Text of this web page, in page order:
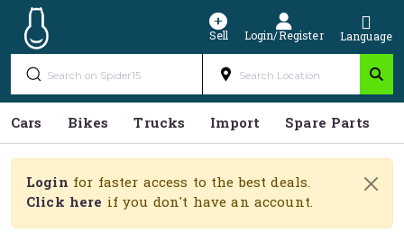
Sell Login/Register Language
Cars Bikes Trucks Import Spare Parts
Login for faster access to the best deals.
Click here if you don't have an account.